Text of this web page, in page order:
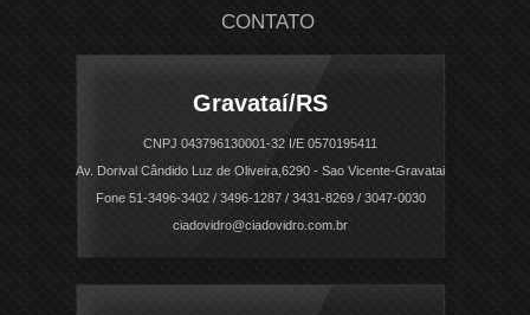
CONTATO
Gravataí/RS
CNPJ 043796130001-32 I/E 0570195411
Av. Dorival Cândido Luz de Oliveira,6290 - Sao Vicente-Gravatai
Fone 51-3496-3402 / 3496-1287 / 3431-8269 / 3047-0030
ciadovidro@ciadovidro.com.br